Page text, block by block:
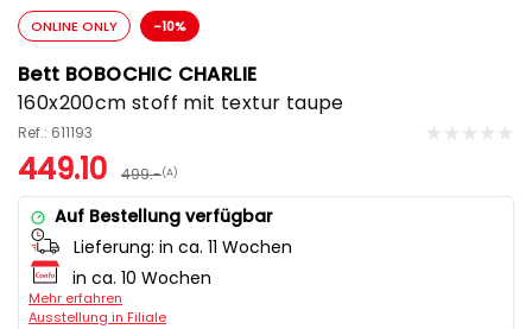
ONLINE ONLY -10%
Bett BOBOCHIC CHARLIE
160x200cm stoff mit textur taupe
Ref.: 611193
449.10 499.-(A)
Auf Bestellung verfügbar
Lieferung: in ca. 11 Wochen
in ca. 10 Wochen
Mehr erfahren
Ausstellung in Filiale